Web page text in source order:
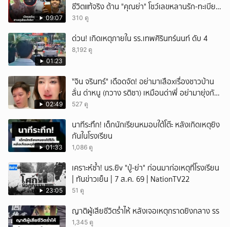
09:07
ชีวิตแท้จริง ด้าน "คุณย่า" โชว์เลขหลานรัก-ทะเบียน
รถเคลื่อนร่าง!
310 ดู
01:23
ด่วน! เกิดเหตุภายใน รร.เทพศิรินทร์นนท์ ดับ 4
8,192 ดู
02:49
ั่"จิน จรินทร์" เดือดจัด! อย่ามาเสือxเรื่องชาวบ้าน
ลั่น ด่าหนู (กวาง รติชา) เหมือนด่าพี่ อย่ามายุ่งกับ
คนของผม จบ!!!
527 ดู
01:33
นาทีระทึก! เด็กนักเรียนหมอบใต้โต๊ะ หลังเกิดเหตุยิง
กันในโรงเรียน
1,086 ดู
23:05
เคราะห์ซ้ำ! นร.ยิv "ปู่-ย่า" ก่อนมาก่อเหตุที่โรงเรียน
| ทันข่าวเย็น | 7 ส.ค. 69 | NationTV22
51 ดู
ญาติผู้เสียชีวิตร่ำไห้ หลังเจอเหตุกราดยิงกลาง รร
1,345 ดู